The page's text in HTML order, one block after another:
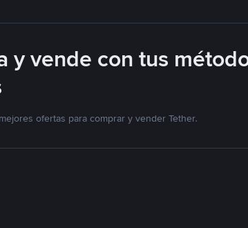
y vende con tus
ofertas para comprar y vender Tether.